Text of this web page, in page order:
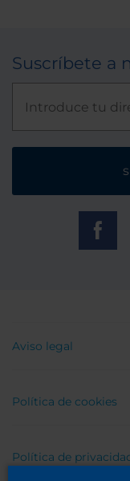
Suscríbete a
Aviso legal
Política de cookies
Política de